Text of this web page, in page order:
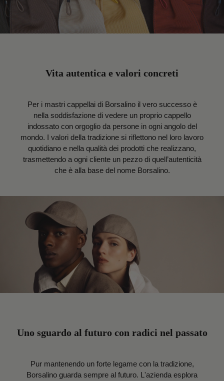
Vita autentica e valori concreti
Per i mastri cappellai di Borsalino il vero successo è
nella soddisfazione di vedere un proprio cappello
indossato con orgoglio da persone in ogni angolo del
mondo. I valori della tradizione si riflettono nel loro lavoro
quotidiano e nella qualità dei prodotti che realizzano,
trasmettendo a ogni cliente un pezzo di quell’autenticità
che è alla base del nome Borsalino.
Uno sguardo al futuro con radici nel passato
Pur mantenendo un forte legame con la tradizione,
Borsalino guarda sempre al futuro. L'azienda esplora